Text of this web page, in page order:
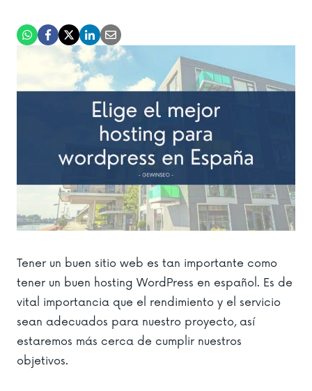
Tener un buen sitio web es tan importante como
tener un buen hosting WordPress en español. Es de
vital importancia que el rendimiento y el servicio
sean adecuados para nuestro proyecto, así
estaremos más cerca de cumplir nuestros
objetivos.